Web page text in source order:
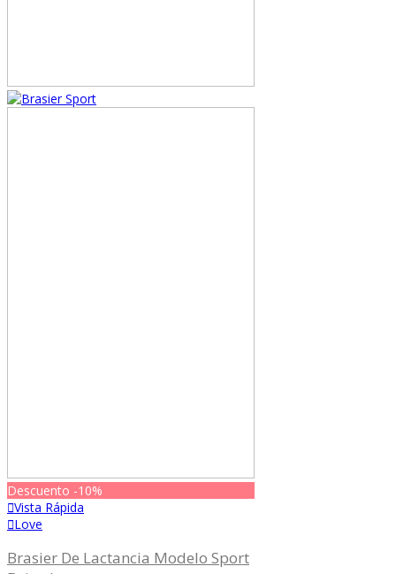
Descuento -10%
Vista Rápida
Love
Brasier De Lactancia Modelo Sport